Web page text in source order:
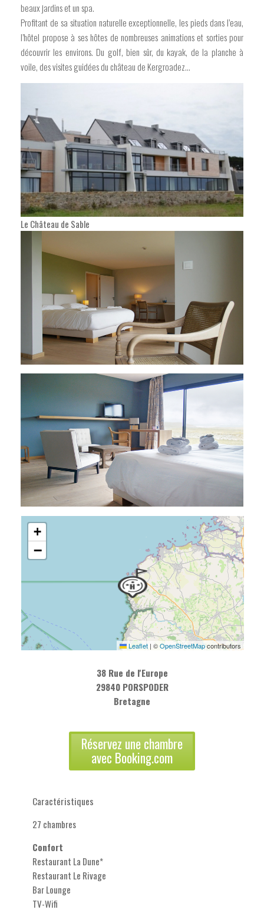
beaux jardins et un spa.
Profitant de sa situation naturelle exceptionnelle, les pieds dans l’eau,
l’hôtel propose à ses hôtes de nombreuses animations et sorties pour
découvrir les environs. Du golf, bien sûr, du kayak, de la planche à
voile, des visites guidées du château de Kergroadez…
Le Château de Sable
+
−
Leaflet | ©OpenStreetMapcontributors
38 Rue de l'Europe
29840 PORSPODER
Bretagne
Réservez une chambre
avec Booking.com
Caractéristiques
27 chambres
Confort
Restaurant La Dune*
Restaurant Le Rivage
Bar Lounge
TV-Wifi